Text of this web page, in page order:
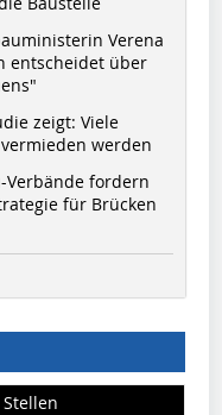
Verena
entscheidet über
zeigt: Viele
werden
Verbände fordern
für Brücken